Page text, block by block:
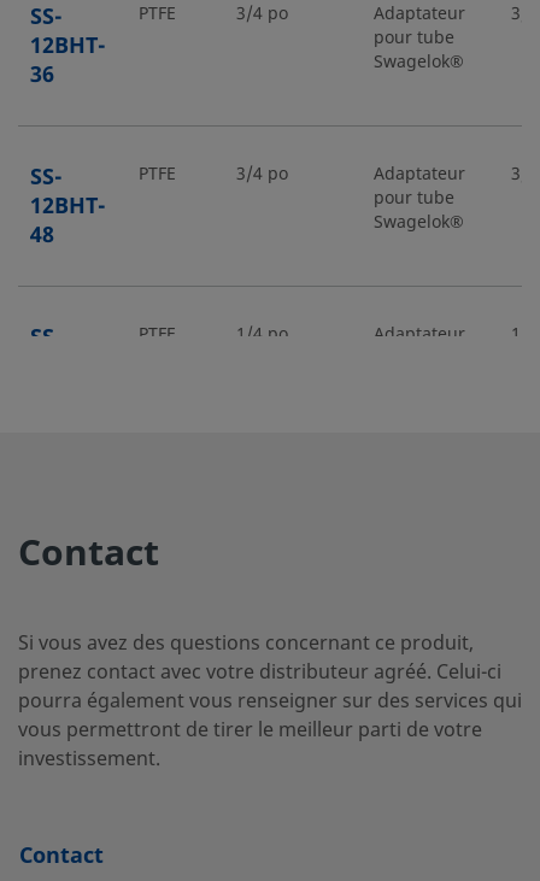
SS-
12BHT-
36
PTFE 3/4 po
Adaptateur
pour tube
Swagelok®
3/
SS-
12BHT-
48
PTFE 3/4 po
Adaptateur
pour tube
Swagelok®
3/
SS-
PTFE 1/4 po
Adaptateur
1/
120
SS-
4BHT-
24
PTFE 1/4 po
Adaptateur
pour tube
Swagelok®
4BHT-
Contact
Si vous avez des questions concernant ce produit,
prenez contact avec votre distributeur agréé. Celui-ci
pourra également vous renseigner sur des services qui
vous permettront de tirer le meilleur parti de votre
investissement.
Contact